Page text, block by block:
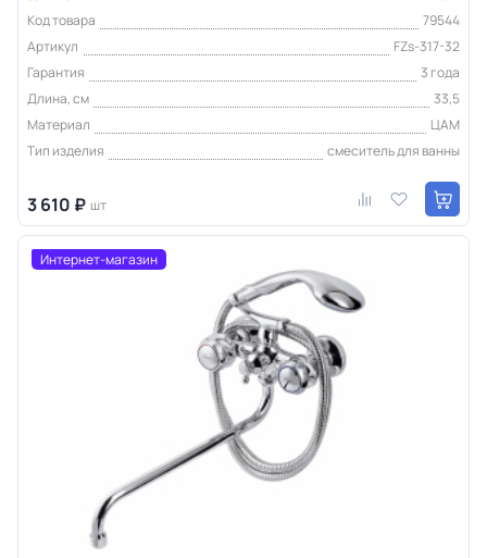
Код товара
79544
Артикул
FZs-317-32
Гарантия
3 года
Длина, см
33,5
Материал
ЦАМ
Тип изделия
смеситель для ванны
3 610 ₽ шт
Интернет-магазин